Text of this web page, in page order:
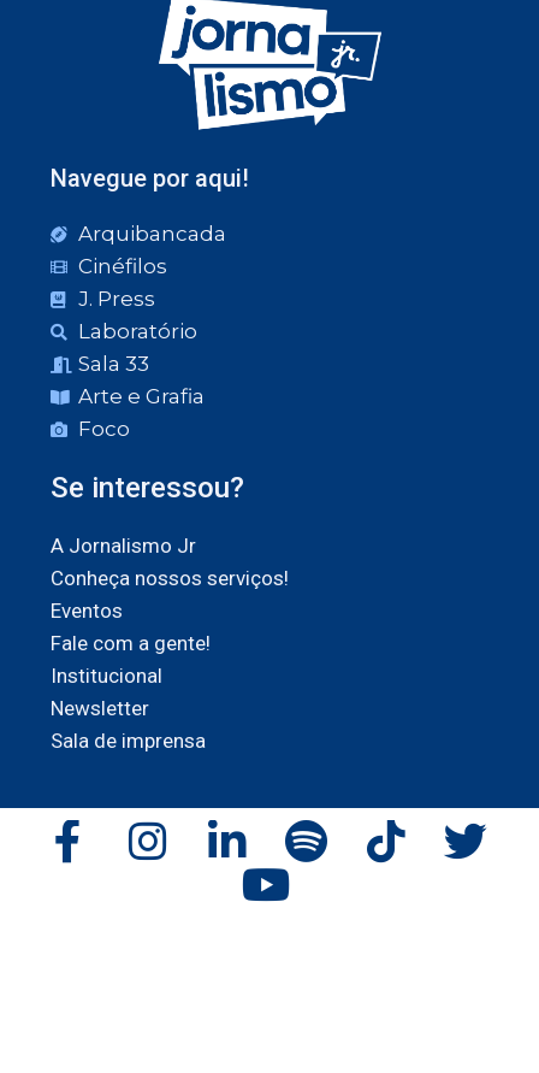
Navegue por aqui!
Arquibancada
Cinéfilos
J. Press
Laboratório
Sala 33
Arte e Grafia
Foco
Se interessou?
A Jornalismo Jr
Conheça nossos serviços!
Eventos
Fale com a gente!
Institucional
Newsletter
Sala de imprensa